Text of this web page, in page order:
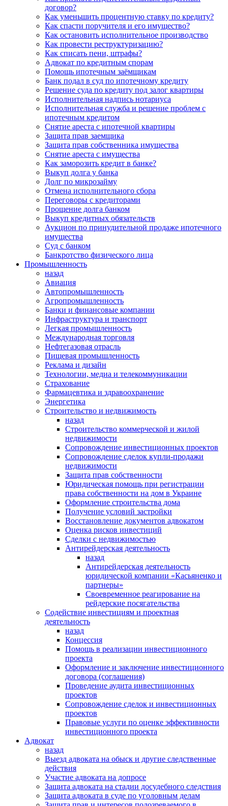
договор?
Как уменьшить процентную ставку по кредиту?
Как спасти поручителя и его имущество?
Как остановить исполнительное производство
Как провести реструктуризацию?
Как списать пени, штрафы?
Адвокат по кредитным спорам
Помощь ипотечным заёмщикам
Банк подал в суд по ипотечному кредиту
Решение суда по кредиту под залог квартиры
Исполнительная надпись нотариуса
Исполнительная служба и решение проблем с
ипотечным кредитом
Снятие ареста с ипотечной квартиры
Защита прав заемщика
Защита прав собственника имущества
Снятие ареста с имущества
Как заморозить кредит в банке?
Выкуп долга у банка
Долг по микрозайму
Отмена исполнительного сбора
Переговоры с кредиторами
Прощение долга банком
Выкуп кредитных обязательств
Аукцион по принудительной продаже ипотечного
имущества
Суд с банком
Банкротство физического лица
Промышленность
назад
Авиация
Автопромышленность
Агропромышленность
Банки и финансовые компании
Инфраструктура и транспорт
Легкая промышленность
Международная торговля
Нефтегазовая отрасль
Пищевая промышленность
Реклама и дизайн
Технологии, медиа и телекоммуникации
Страхование
Фармацевтика и здравоохранение
Энергетика
Строительство и недвижимость
назад
Строительство коммерческой и жилой
недвижимости
Сопровождение инвестиционных проектов
Сопровождение сделок купли-продажи
недвижимости
Защита прав собственности
Юридическая помощь при регистрации
права собственности на дом в Украине
Оформление строительства дома
Получение условий застройки
Восстановление документов адвокатом
Оценка рисков инвестиций
Сделки с недвижимостью
Антирейдерская деятельность
назад
Антирейдерская деятельность
юридической компании «Касьяненко и
партнеры»
Своевременное реагирование на
рейдерские посягательства
Содействие инвестициям и проектная
деятельность
назад
Концессия
Помощь в реализации инвестиционного
проекта
Оформление и заключение инвестиционного
договора (соглашения)
Проведение аудита инвестиционных
проектов
Сопровождение сделок и инвестиционных
проектов
Правовые услуги по оценке эффективности
инвестиционного проекта
Адвокат
назад
Выезд адвоката на обыск и другие следственные
действия
Участие адвоката на допросе
Защита адвоката на стадии досудебного следствия
Защита адвоката в суде по уголовным делам